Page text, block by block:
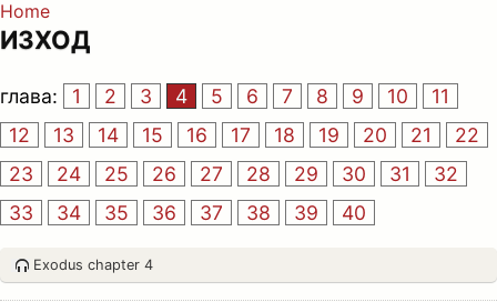
Home
ИЗХОД
глава: 1 2 3 4 5 6 7 8 9 10
11
12
13 14 15 16 17 18 19 20 21
22
23
24 25 26 27 28 29 30 31
32
33
34 35 36 37 38 39 40
Exodus chapter 4